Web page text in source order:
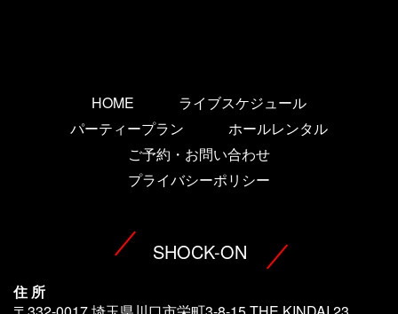
HOME
ライブスケジュール
パーティープラン
ホールレンタル
ご予約・お問い合わせ
プライバシーポリシー
SHOCK-ON
住 所